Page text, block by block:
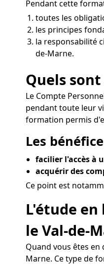
Pendant cette
toutes les
les principes
la responsabilité
de-Marne.
Quels
Le Compte
pendant toute leur
formation permis
Les
facilier l'accès à
acquérir des
Ce point est
L'étude
le Val-de-
Quand vous êtes
Marne. Ce type de